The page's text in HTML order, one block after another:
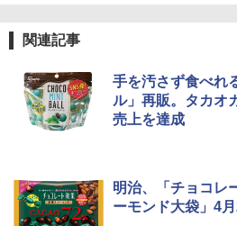
￥26,800
TOSHIBA(東
ジ 石窯ドーム
ジ 赤外線セン
お手入れ 小型
らし ファミリ
関連記事
手を汚さず食べれ
ル」再販。タカオ
売上を達成
明治、「チョコレ
ーモンド大袋」4